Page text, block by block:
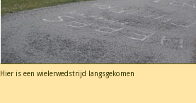
Hier is een wielerwedstrijd langsgekomen